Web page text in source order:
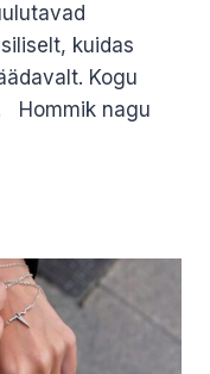
kuidas
Kogu
Hommik nagu